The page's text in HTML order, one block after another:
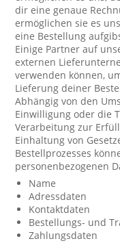
dir eine genaue
ermöglichen sie es
eine Bestellung
Einige Partner auf
externen
verwenden können,
Lieferung deiner
Abhängig von den
Einwilligung oder die
Verarbeitung zur
Einhaltung von
Bestellprozesses
personenbezogenen
Name
Adressdaten
Kontaktdaten
Bestellungs- und
Zahlungsdaten